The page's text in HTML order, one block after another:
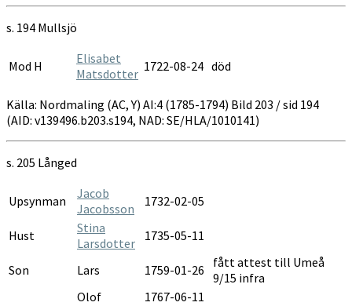
s. 194 Mullsjö
Mod H
Elisabet
Matsdotter 1722-08-24 död
Källa: Nordmaling (AC, Y) AI:4 (1785-1794) Bild 203 / sid 194
(AID: v139496.b203.s194, NAD: SE/HLA/1010141)
s. 205 Långed
Upsynman
Jacob
Jacobsson
1732-02-05
Hust
Stina
Larsdotter
1735-05-11
Son Lars 1759-01-26
fått attest till Umeå
9/15 infra
Olof
1767-06-11